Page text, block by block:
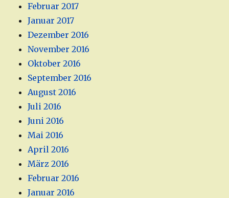
Februar 2017
Januar 2017
Dezember 2016
November 2016
Oktober 2016
September 2016
August 2016
Juli 2016
Juni 2016
Mai 2016
April 2016
März 2016
Februar 2016
Januar 2016